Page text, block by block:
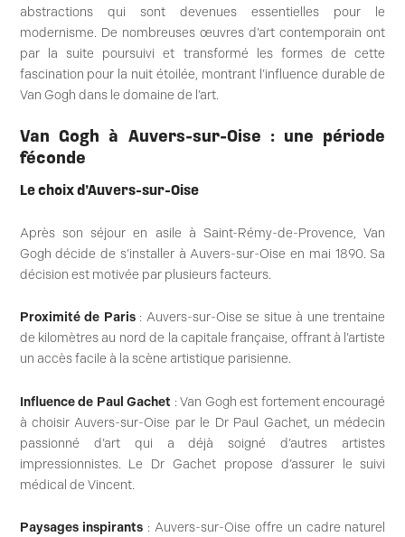
abstractions qui sont devenues essentielles pour le
modernisme. De nombreuses œuvres d’art contemporain ont
par la suite poursuivi et transformé les formes de cette
fascination pour la nuit étoilée, montrant l’influence durable de
Van Gogh dans le domaine de l’art.
Van Gogh à Auvers-sur-Oise : une période
féconde
Le choix d’Auvers-sur-Oise
Après son séjour en asile à Saint-Rémy-de-Provence, Van
Gogh décide de s’installer à Auvers-sur-Oise en mai 1890. Sa
décision est motivée par plusieurs facteurs.
Proximité de Paris: Auvers-sur-Oise se situe à une trentaine
de kilomètres au nord de la capitale française, offrant à l’artiste
un accès facile à la scène artistique parisienne.
Influence de Paul Gachet : Van Gogh est fortement encouragé
à choisir Auvers-sur-Oise par le Dr Paul Gachet, un médecin
passionné d’art qui a déjà soigné d’autres artistes
impressionnistes. Le Dr Gachet propose d’assurer le suivi
médical de Vincent.
Paysages inspirants : Auvers-sur-Oise offre un cadre naturel